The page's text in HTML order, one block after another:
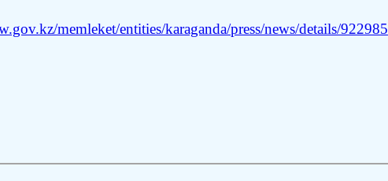
memleket/entities/karaganda/press/news/details/922985